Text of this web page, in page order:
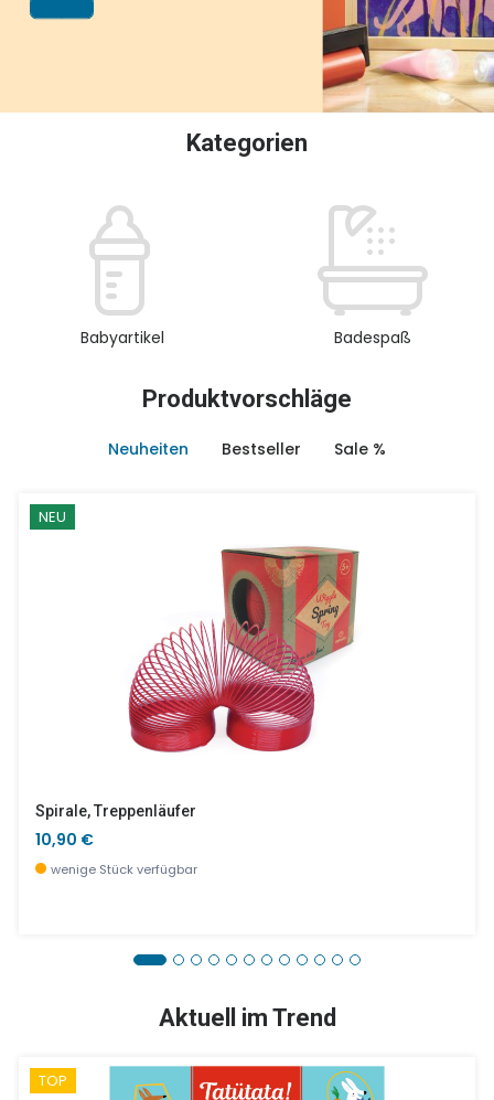
Kategorien
Babyartikel Badespaß
Produktvorschläge
Neuheiten Bestseller Sale %
NEU
Spirale, Treppenläufer
10,90 €
wenige Stück verfügbar
Aktuell im Trend
TOP